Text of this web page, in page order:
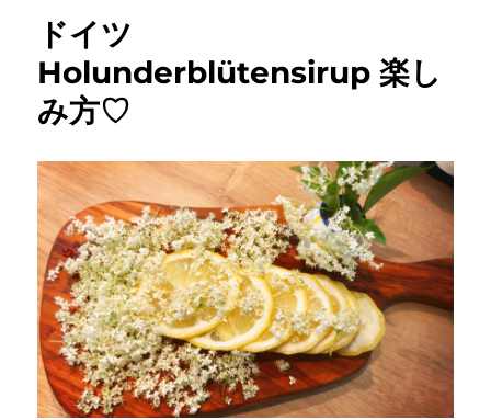
バ
ブ
と
ゴ
ホ
ル
ン
ダ
ー
の
ジ
ャ
ム
ドイツ
Holunderblütensirup 楽し
み方♡